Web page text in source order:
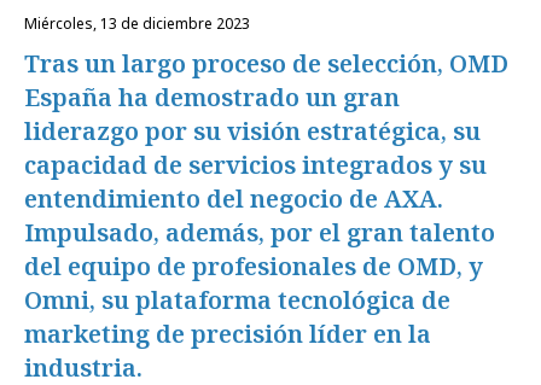
miércoles, 13 de diciembre 2023
Tras un largo proceso de selección, OMD
España ha demostrado un gran
liderazgo por su visión estratégica, su
capacidad de servicios integrados y su
entendimiento del negocio de AXA.
Impulsado, además, por el gran talento
del equipo de profesionales de OMD, y
Omni, su plataforma tecnológica de
marketing de precisión líder en la
industria.